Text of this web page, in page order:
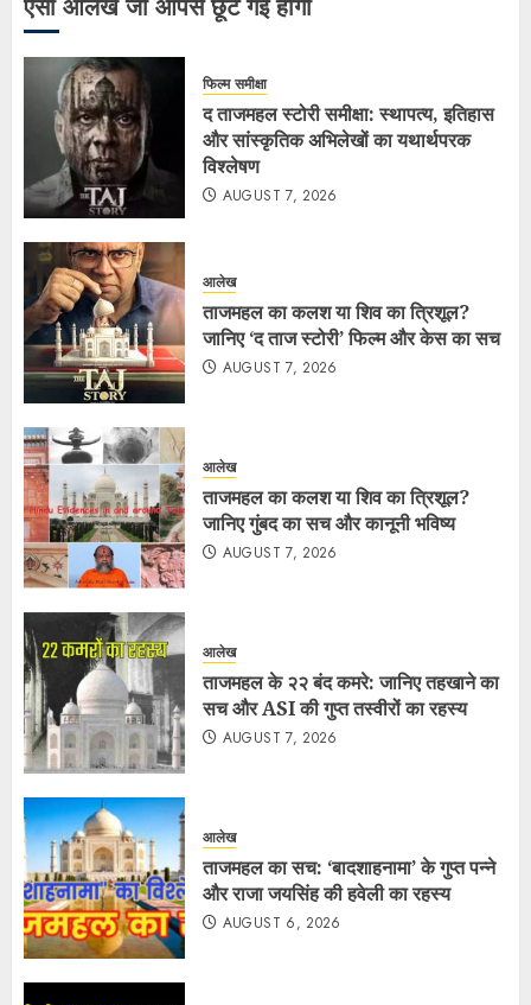
ऐसी आलेख जो आपसे छूट गई होंगी
फिल्म समीक्षा
द ताजमहल स्टोरी समीक्षा: स्थापत्य, इतिहास
और सांस्कृतिक अभिलेखों का यथार्थपरक
विश्लेषण
AUGUST 7, 2026
आलेख
ताजमहल का कलश या शिव का त्रिशूल?
जानिए ‘द ताज स्टोरी’ फिल्म और केस का सच
AUGUST 7, 2026
आलेख
ताजमहल का कलश या शिव का त्रिशूल?
जानिए गुंबद का सच और कानूनी भविष्य
AUGUST 7, 2026
आलेख
ताजमहल के २२ बंद कमरे: जानिए तहखाने का
सच और ASI की गुप्त तस्वीरों का रहस्य
AUGUST 7, 2026
आलेख
ताजमहल का सच: ‘बादशाहनामा’ के गुप्त पन्ने
और राजा जयसिंह की हवेली का रहस्य
AUGUST 6, 2026